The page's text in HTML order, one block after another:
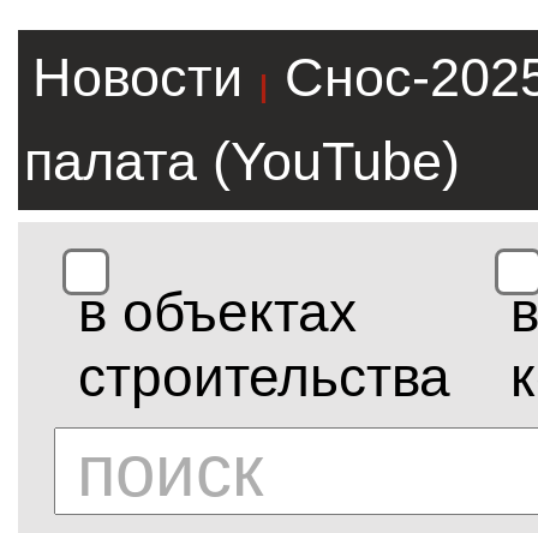
Новости |
Снос-
палата (YouTube)
в объектах
строительства
в